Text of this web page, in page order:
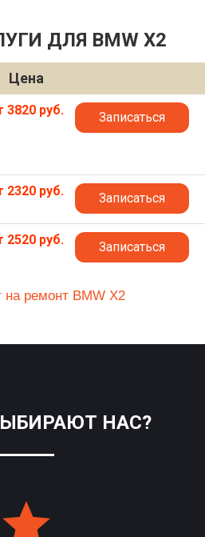
ДЛЯ BMW X2
Цена
3820 руб. Записаться
2320 руб. Записаться
2520 руб. Записаться
на ремонт BMW X2
НАС?